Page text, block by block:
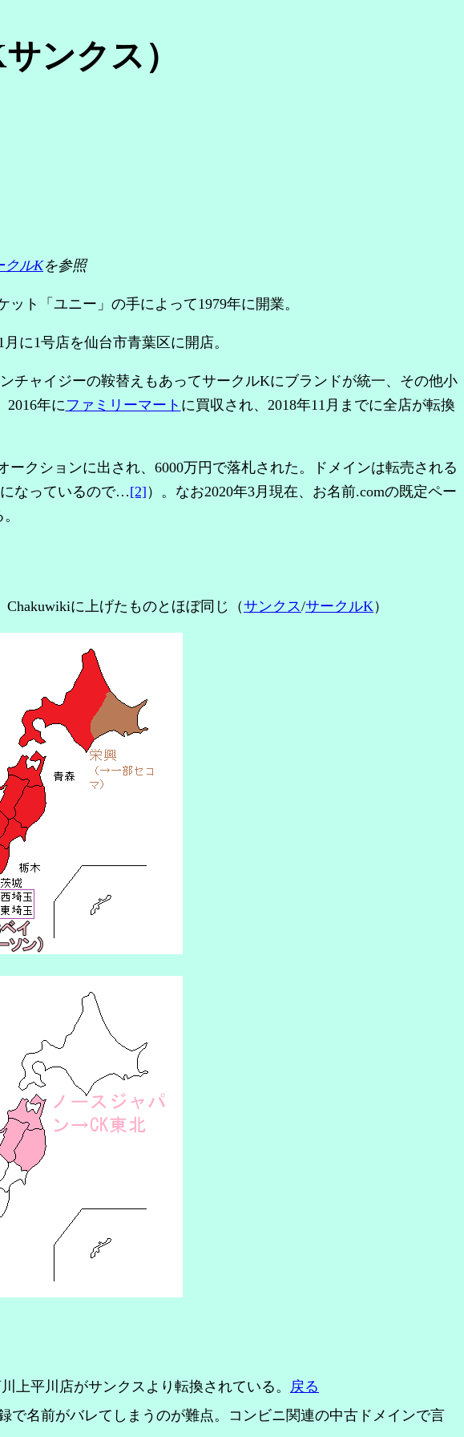
ンクス）
クルKを参照
ト「ユニー」の手によって1979年に開業。
に1号店を仙台市青葉区に開店。
チャイジーの鞍替えもあってサークルKにブランドが統一、その他小
2016年に ファミリーマート に買収され、2018年11月までに全店が転換
クションに出され、6000万円で落札された。ドメインは転売される
なっているので…[2] ）。なお2020年3月現在、お名前.comの既定ペー
に上げたものとほぼ同じ（サンクス/サークルK）
上平川店がサンクスより転換されている。 戻る
で名前がバレてしまうのが難点。コンビニ関連の中古ドメインで言